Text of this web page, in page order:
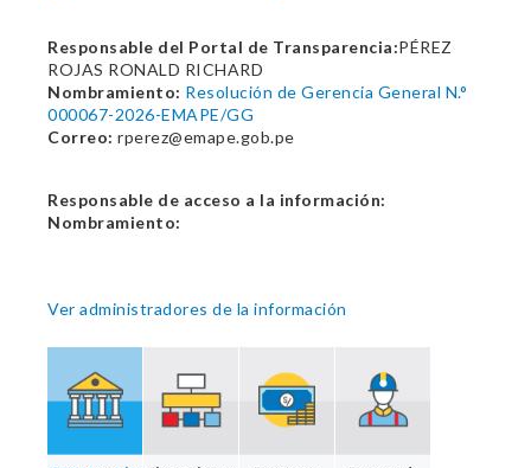
Responsable del Portal de Transparencia:PÉREZ
ROJAS RONALD RICHARD
Nombramiento: Resolución de Gerencia General N.°
000067-2026-EMAPE/GG
Correo: rperez@emape.gob.pe
Responsable de acceso a la información:
Nombramiento:
Ver administradores de la información